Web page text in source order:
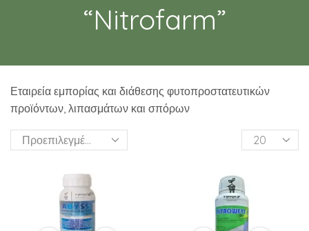
“Nitrofarm”
Εταιρεία εμπορίας και διάθεσης φυτοπροστατευτικών
προϊόντων, λιπασμάτων και σπόρων
Products
per